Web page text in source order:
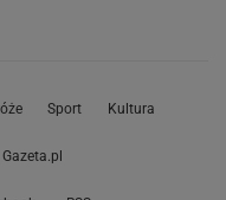
Sport Kultura
Gazeta.pl